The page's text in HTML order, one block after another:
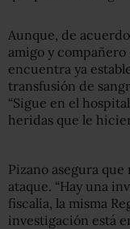
Aunque, de
amigo y compañero
encuentra ya
transfusión de
“Sigue en el
heridas que le
Pizano asegura
ataque. “Hay una
fiscalía, la misma
investigación está